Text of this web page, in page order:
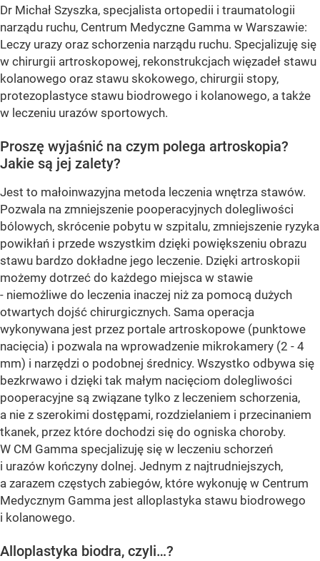
Dr Michał Szyszka, specjalista ortopedii i traumatologii
narządu ruchu, Centrum Medyczne Gamma w Warszawie:
Leczy urazy oraz schorzenia narządu ruchu. Specjalizuję się
w chirurgii artroskopowej, rekonstrukcjach więzadeł stawu
kolanowego oraz stawu skokowego, chirurgii stopy,
protezoplastyce stawu biodrowego i kolanowego, a także
w leczeniu urazów sportowych.
Proszę wyjaśnić na czym polega artroskopia?
Jakie są jej zalety?
Jest to małoinwazyjna metoda leczenia wnętrza stawów.
Pozwala na zmniejszenie pooperacyjnych dolegliwości
bólowych, skrócenie pobytu w szpitalu, zmniejszenie ryzyka
powikłań i przede wszystkim dzięki powiększeniu obrazu
stawu bardzo dokładne jego leczenie. Dzięki artroskopii
możemy dotrzeć do każdego miejsca w stawie
- niemożliwe do leczenia inaczej niż za pomocą dużych
otwartych dojść chirurgicznych. Sama operacja
wykonywana jest przez portale artroskopowe (punktowe
nacięcia) i pozwala na wprowadzenie mikrokamery (2 - 4
mm) i narzędzi o podobnej średnicy. Wszystko odbywa się
bezkrwawo i dzięki tak małym nacięciom dolegliwości
pooperacyjne są związane tylko z leczeniem schorzenia,
a nie z szerokimi dostępami, rozdzielaniem i przecinaniem
tkanek, przez które dochodzi się do ogniska choroby.
W CM Gamma specjalizuję się w leczeniu schorzeń
i urazów kończyny dolnej. Jednym z najtrudniejszych,
a zarazem częstych zabiegów, które wykonuję w Centrum
Medycznym Gamma jest alloplastyka stawu biodrowego
i kolanowego.
Alloplastyka biodra, czyli…?